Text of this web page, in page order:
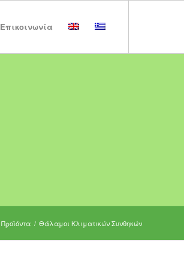
Επικοινωνία
Προϊόντα / Θάλαμοι Κλιματικών Συνθηκών